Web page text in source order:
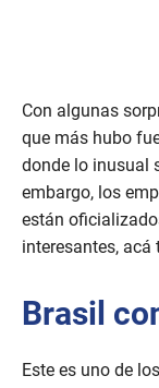
Con algunas
que más hubo
donde lo inusual
embargo, los
están
interesantes, acá
Brasil
Este es uno de